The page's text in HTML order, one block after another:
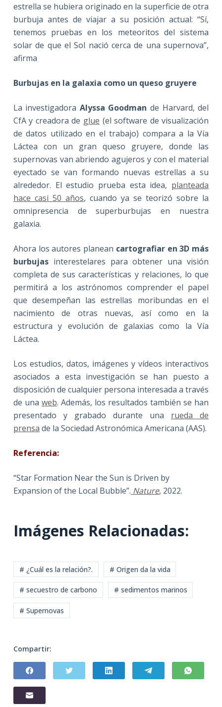
estrella se hubiera originado en la superficie de otra
burbuja antes de viajar a su posición actual: “Sí,
tenemos pruebas en los meteoritos del sistema
solar de que el Sol nació cerca de una supernova”,
afirma
Burbujas en la galaxia como un queso gruyere
La investigadora Alyssa Goodman de Harvard, del
CfA y creadora de glue (el software de visualización
de datos utilizado en el trabajo) compara a la Vía
Láctea con un gran queso gruyere, donde las
supernovas van abriendo agujeros y con el material
eyectado se van formando nuevas estrellas a su
alrededor. El estudio prueba esta idea, planteada
hace casi 50 años, cuando ya se teorizó sobre la
omnipresencia de superburbujas en nuestra
galaxia.
Ahora los autores planean cartografiar en 3D más
burbujasinterestelares para obtener una visión
completa de sus características y relaciones, lo que
permitirá a los astrónomos comprender el papel
que desempeñan las estrellas moribundas en el
nacimiento de otras nuevas, así como en la
estructura y evolución de galaxias como la Vía
Láctea.
Los estudios, datos, imágenes y vídeos interactivos
asociados a esta investigación se han puesto a
disposición de cualquier persona interesada a través
de una web. Además, los resultados también se han
presentado y grabado durante una rueda de
prensa de la Sociedad Astronómica Americana (AAS).
Referencia:
“Star Formation Near the Sun is Driven by
Expansion of the Local Bubble”. Nature, 2022.
Imágenes Relacionadas:
# ¿Cuál es la relación?. # Origen da la vida
# secuestro de carbono # sedimentos marinos
# Supernovas
Compartir: